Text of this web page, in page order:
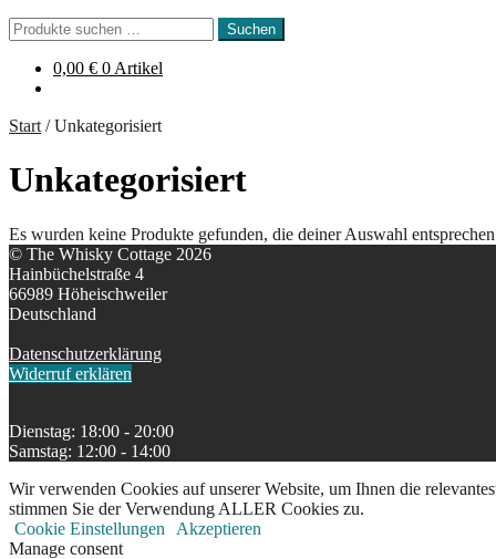
Suchen
nach:
Suchen
0,00 € 0 Artikel
Start /Unkategorisiert
Unkategorisiert
Es wurden keine Produkte gefunden, die deiner Auswahl
© The Whisky Cottage 2026
Hainbüchelstraße 4
66989 Höheischweiler
Deutschland
Datenschutzerklärung
Widerruf erklären
Dienstag: 18:00 - 20:00
Samstag: 12:00 - 14:00
Wir verwenden Cookies auf unserer Website, um Ihnen die
stimmen Sie der Verwendung ALLER Cookies zu.
Cookie Einstellungen
Akzeptieren
Manage consent